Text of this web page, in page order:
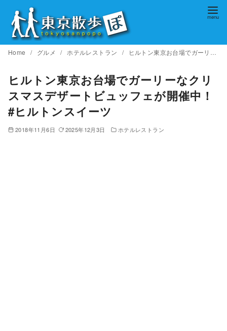
ンHome グルメ ホテルレストラン ヒルトン東京お台場でガーリーなクリスマスデザートビュッフェが開催中！ #ヒルトンスイーツ
ヒルトン東京お台場でガーリーなクリ
スマスデザートビュッフェが開催中！
#ヒルトンスイーツ
2018年11月6日 2025年12月3日 ホテルレストラン